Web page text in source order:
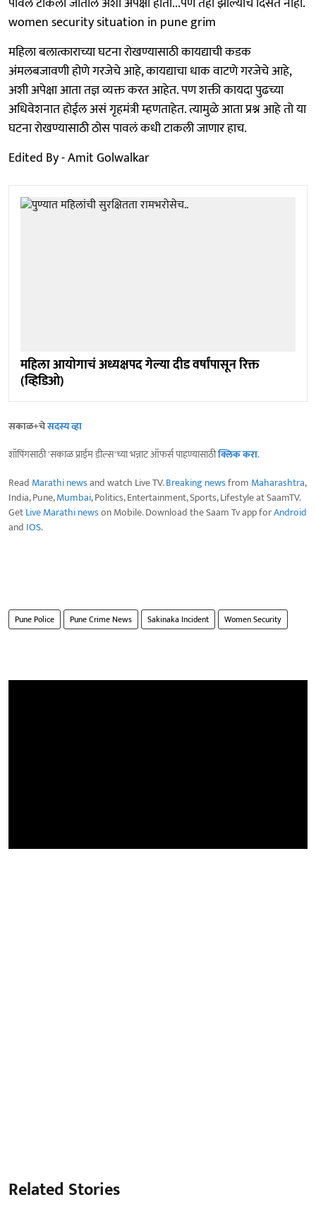
women security situation in pune grim
महिला बलात्काराच्या घटना रोखण्यासाठी कायद्याची कडक
अंमलबजावणी होणे गरजेचे आहे, कायद्याचा धाक वाटणे गरजेचे आहे,
अशी अपेक्षा आता तज्ञ व्यक्त करत आहेत. पण शक्ती कायदा पुढच्या
अधिवेशनात होईल असं गृहमंत्री म्हणताहेत. त्यामुळे आता प्रश्न आहे तो या
घटना रोखण्यासाठी ठोस पावलं कधी टाकली जाणार हाच.
Edited By - Amit Golwalkar
महिला आयोगाचं अध्यक्षपद गेल्या दीड वर्षांपासून रिक्त
(व्हिडिओ)
सकाळ+चेसदस्य व्हा
शॉपिंगसाठी 'सकाळ प्राईम डील्स'च्या भन्नाट ऑफर्स पाहण्यासाठीक्लिक करा.
Read Marathi newsand watch Live TV.Breaking newsfrom Maharashtra,
India, Pune,Mumbai, Politics, Entertainment, Sports, Lifestyle at SaamTV.
GetLive Marathi newson Mobile. Download the Saam Tv app forAndroid
and IOS.
Pune Police Pune Crime News Sakinaka Incident Women Security
Related Stories